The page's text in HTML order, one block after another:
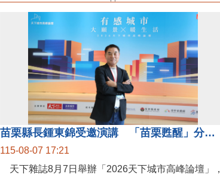
苗栗縣長鍾東錦受邀演講 「苗栗甦醒」分享近年轉變
115-08-07 17:21
天下雜誌8月7日舉辦「2026天下城市高峰論壇」，